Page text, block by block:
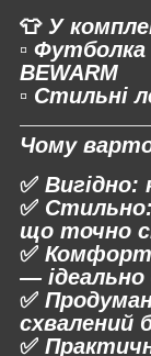
👕У
▫️
BEWARM
▫️ Стильні
Чому
✅ Вигідно:
✅ Стильно:
що точно
✅
— ідеально
✅
схвалений
✅